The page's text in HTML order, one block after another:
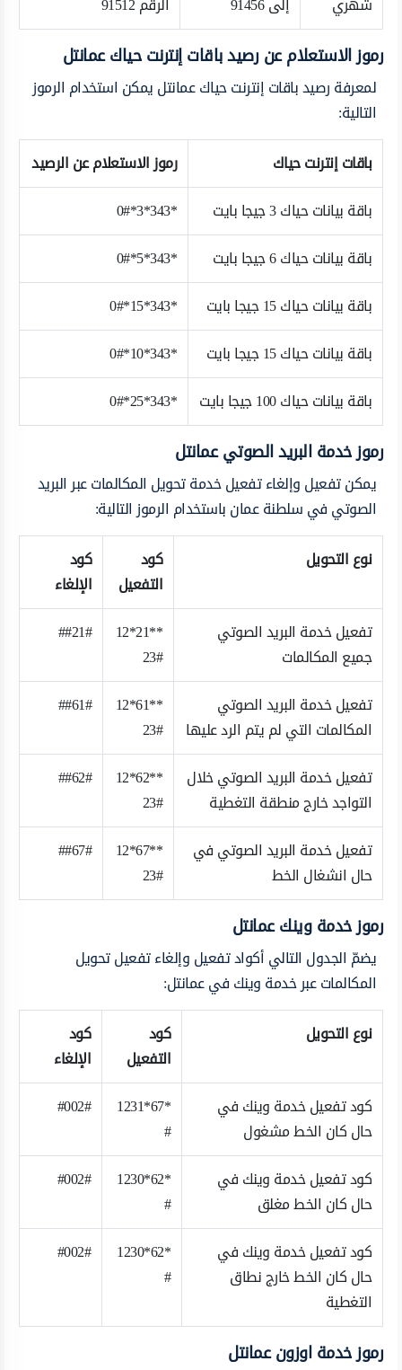
رموز الاستعلام عن رصيد باقات إنترنت حياك عمانتل
لمعرفة رصيد باقات إنترنت حياك عمانتل يمكن استخدام الرموز
التالية:
باقات إنترنت حياك
رموز الاستعلام عن الرصيد
باقة بيانات حياك 3 جيجا بايت
*343*3*0#
باقة بيانات حياك 6 جيجا بايت
*343*5*0#
باقة بيانات حياك 15 جيجا بايت
*343*15*0#
باقة بيانات حياك 15 جيجا بايت
*343*10*0#
باقة بيانات حياك 100 جيجا بايت
*343*25*0#
رموز خدمة البريد الصوتي عمانتل
يمكن تفعيل وإلغاء تفعيل خدمة تحويل المكالمات عبر البريد
الصوتي في سلطنة عمان باستخدام الرموز التالية:
نوع التحويل
كود
التفعيل
كود
الإلغاء
تفعيل خدمة البريد الصوتي
جميع المكالمات
**21*12
23#
##21#
تفعيل خدمة البريد الصوتي
المكالمات التي لم يتم الرد عليها
**61*12
23#
##61#
تفعيل خدمة البريد الصوتي خلال
التواجد خارج منطقة التغطية
**62*12
23#
##62#
تفعيل خدمة البريد الصوتي في
حال انشغال الخط
**67*12
23#
##67#
رموز خدمة وينك عمانتل
يضمّ الجدول التالي أكواد تفعيل وإلغاء تفعيل تحويل
المكالمات عبر خدمة وينك في عمانتل:
نوع التحويل
كود
التفعيل
كود
الإلغاء
كود تفعيل خدمة وينك في
حال كان الخط مشغول
*67*1231
#
#002#
كود تفعيل خدمة وينك في
حال كان الخط مغلق
*62*1230
#
#002#
كود تفعيل خدمة وينك في
حال كان الخط خارج نطاق
التغطية
*62*1230
#
#002#
رموز خدمة اوزون عمانتل